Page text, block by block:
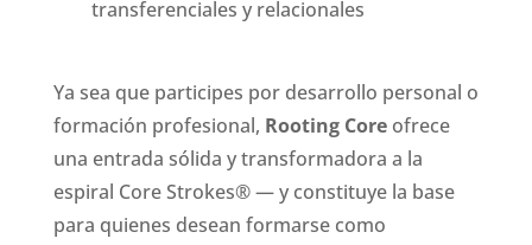
transferenciales y relacionales
Ya sea que participes por desarrollo personal o
formación profesional, Rooting Coreofrece
una entrada sólida y transformadora a la
espiral Core Strokes® — y constituye la base
para quienes desean formarse como